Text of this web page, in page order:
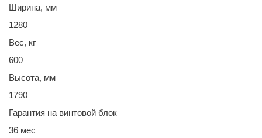
Ширина, мм
1280
Вес, кг
600
Высота, мм
1790
Гарантия на винтовой блок
36 мес